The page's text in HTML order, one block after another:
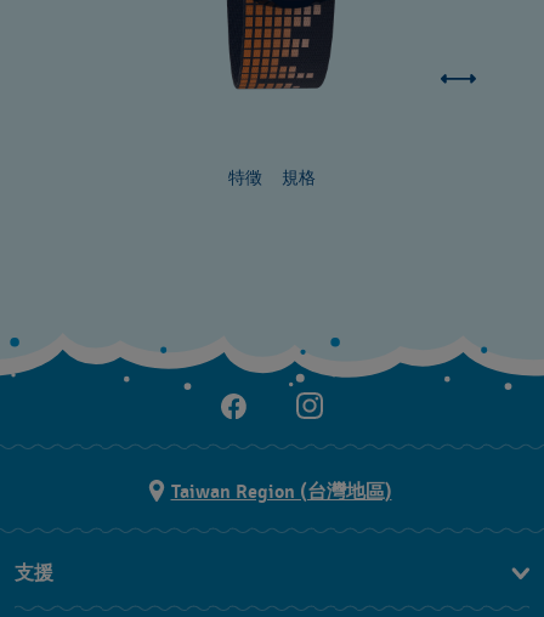
特徵 規格
Taiwan Region (台灣地區)
支援